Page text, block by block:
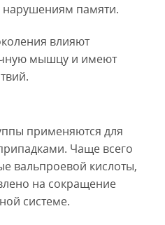
нарушениям памяти.
влияют
мышцу и имеют
применяются для
Чаще всего
вальпроевой кислоты,
на сокращение
системе.